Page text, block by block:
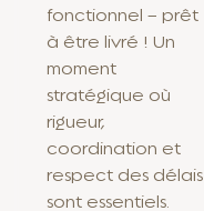
fonctionnel – prêt
à être livré ! Un
moment
stratégique où
rigueur,
coordination et
respect des délais
sont essentiels.